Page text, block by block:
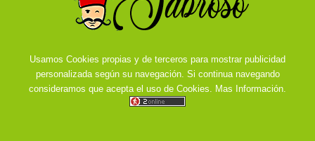
Usamos Cookies propias y de terceros para mostrar publicidad
personalizada según su navegación. Si continua navegando
consideramos que acepta el uso de Cookies.
Mas Información.